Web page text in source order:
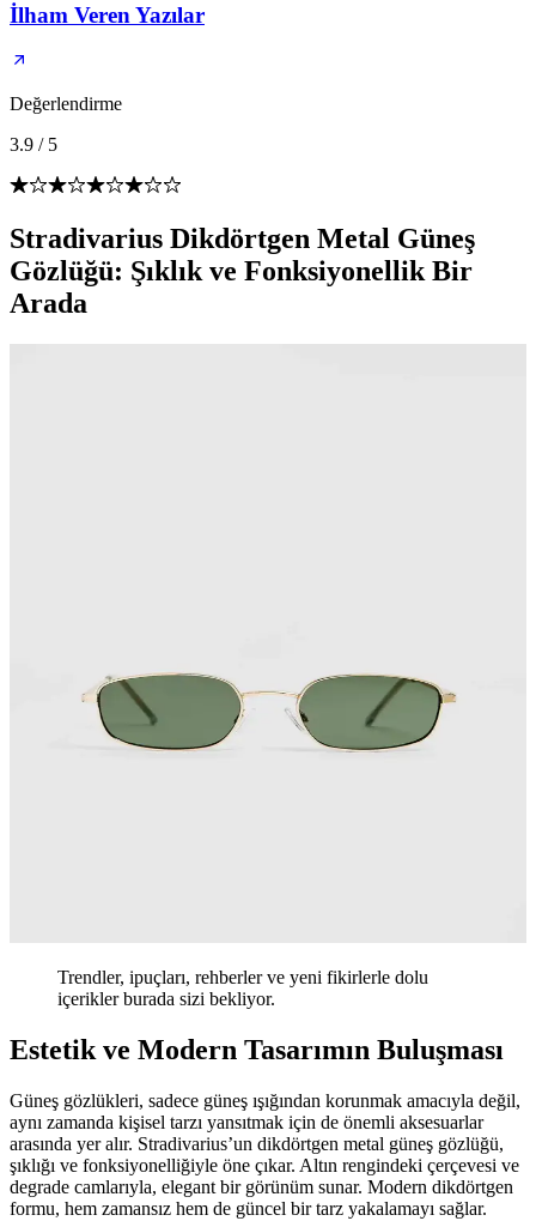
İlham Veren Yazılar
Değerlendirme
3.9 / 5
Stradivarius Dikdörtgen Metal Güneş
Gözlüğü: Şıklık ve Fonksiyonellik Bir
Arada
Trendler, ipuçları, rehberler ve yeni fikirlerle dolu
içerikler burada sizi bekliyor.
Estetik ve Modern Tasarımın Buluşması
Güneş gözlükleri, sadece güneş ışığından korunmak amacıyla değil,
aynı zamanda kişisel tarzı yansıtmak için de önemli aksesuarlar
arasında yer alır. Stradivarius’un dikdörtgen metal güneş gözlüğü,
şıklığı ve fonksiyonelliğiyle öne çıkar. Altın rengindeki çerçevesi ve
degrade camlarıyla, elegant bir görünüm sunar. Modern dikdörtgen
formu, hem zamansız hem de güncel bir tarz yakalamayı sağlar.